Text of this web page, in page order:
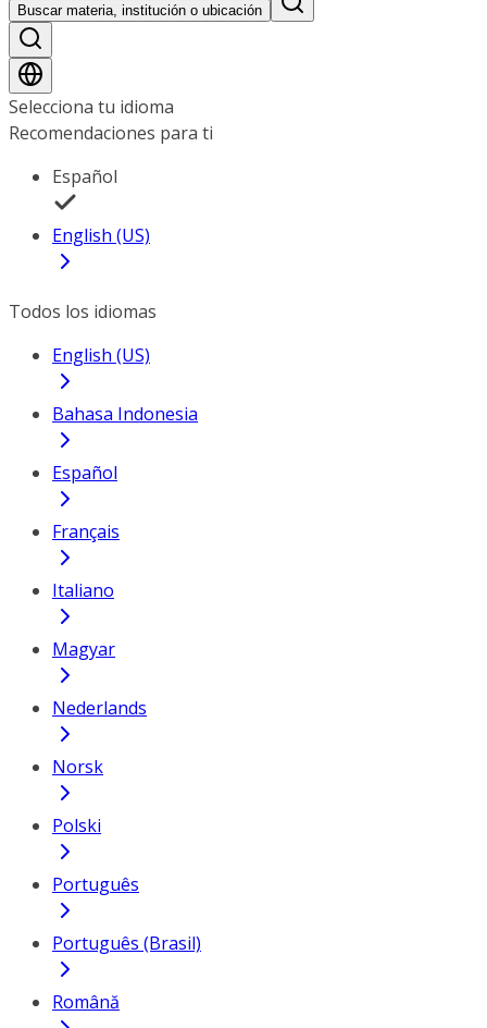
Buscar materia, institución o ubicación
Selecciona tu idioma
Recomendaciones para ti
Español
English (US)
Todos los idiomas
English (US)
Bahasa Indonesia
Español
Français
Italiano
Magyar
Nederlands
Norsk
Polski
Português
Português (Brasil)
Română